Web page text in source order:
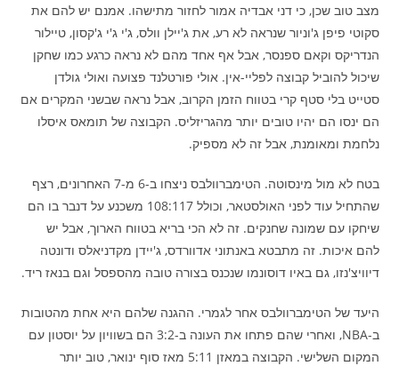
מצב טוב שכן, כי דני אבדיה אמור לחזור מתישהו. אמנם יש להם את
סקוטי פיפן ג'וניור שנראה לא רע, את ג'יילן וולס, ג'י ג'י ג'קסון, טיילור
הנדריקס וקאם ספנסר, אבל אף אחד מהם לא נראה כרגע כמו שחקן
שיכול להוביל קבוצה לפליי-אין. אולי פורטלנד פצועה ואולי גולדן
סטייט בלי סטף קרי בטווח הזמן הקרוב, אבל נראה שבשני המקרים אם
הם ינסו הם יהיו טובים יותר מהגריזליס. הקבוצה של תומאס איסלו
נלחמת ומאומנת, אבל זה לא מספיק.
בטח לא מול מינסוטה. הטימברוולבס ניצחו ב-6 מ-7 האחרונים, רצף
שהתחיל עוד לפני האולסטאר, וכולל 108:117 משכנע על דנבר בו הם
שיחקו עם שמונה שחנקים. זה לא הכי בריא בטווח הארוך, אבל יש
להם איכות. זה מתבטא באנתוני אדוורדס, ג'יידן מקדניאלס ודונטה
דיוויצ'נזו, גם באיו דוסונמו שנכנס בצורה טובה מהספסל וגם בנאז ריד.
היעד של הטימברוולבס אחר לגמרי. ההגנה שלהם היא אחת מהטובות
ב-NBA, ואחרי שהם פתחו את העונה ב-3:2 הם בשוויון על יוסטון עם
המקום השלישי. הקבוצה במאזן 5:11 מאז סוף ינואר, טוב יותר